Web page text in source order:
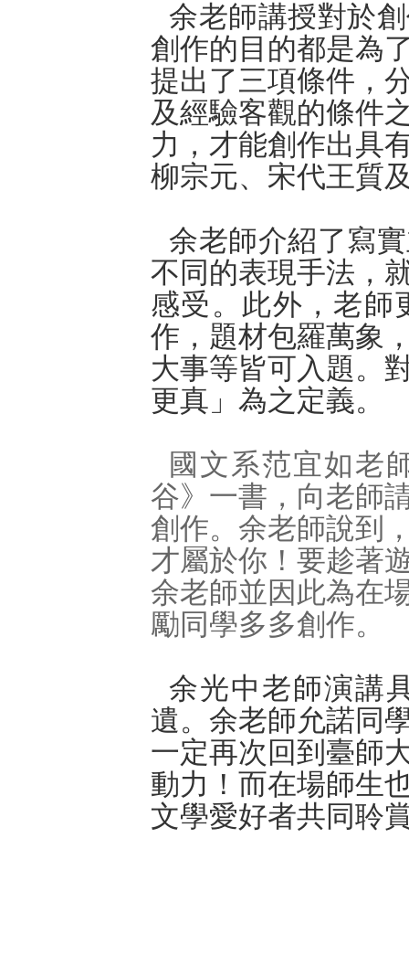
余老師講授對於
創作的目的都是為
提出了三項條件，
及經驗客觀的條件
力，才能創作出具
柳宗元、宋代王質
余老師介紹了寫
不同的表現手法，
感受。此外，老師
作，題材包羅萬象
大事等皆可入題。
更真」為之定義。
國文系范宜如老
谷》一書， 向老師
創作。 余老師說到
才屬於你！要趁著
余老師並因此為在
勵同學多多創作。
余光中老師演講
遺。 余老師允諾同
一定再次回到臺師
動力！而在場師生
文學愛好者共同聆